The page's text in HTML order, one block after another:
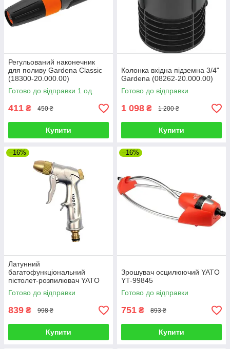
Регульований наконечник
для поливу Gardena Classic
(18300-20.000.00)
Готово до відправки 1 од.
411 ₴ 450 ₴
Купити
Колонка вхідна підземна 3/4"
Gardena (08262-20.000.00)
Готово до відправки
1 098 ₴ 1 200 ₴
Купити
–16%
Латунний
багатофункціональний
пістолет-розпилювач YATO
YT-8967
Готово до відправки
839 ₴ 998 ₴
Купити
–16%
Зрошувач осцилюючий YATO
YT-99845
Готово до відправки
751 ₴ 893 ₴
Купити